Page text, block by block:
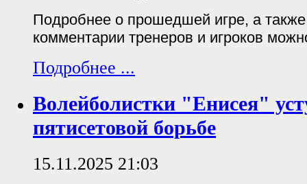
Подробнее о прошедшей игре, а
комментарии тренеров и игроков
Подробнее ...
Волейболистки "Енисея"
пятисетовой борьбе
15.11.2025 21:03